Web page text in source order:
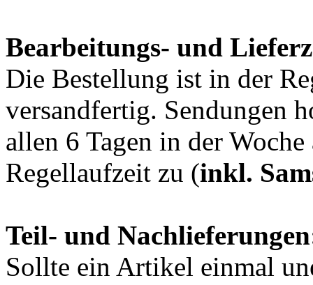
Bearbeitungs- und
Die Bestellung ist in der
versandfertig. Sendungen
allen 6 Tagen in der
Regellaufzeit zu (inkl.
Teil- und
Sollte ein Artikel einmal